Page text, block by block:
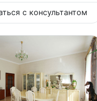
с консультантом